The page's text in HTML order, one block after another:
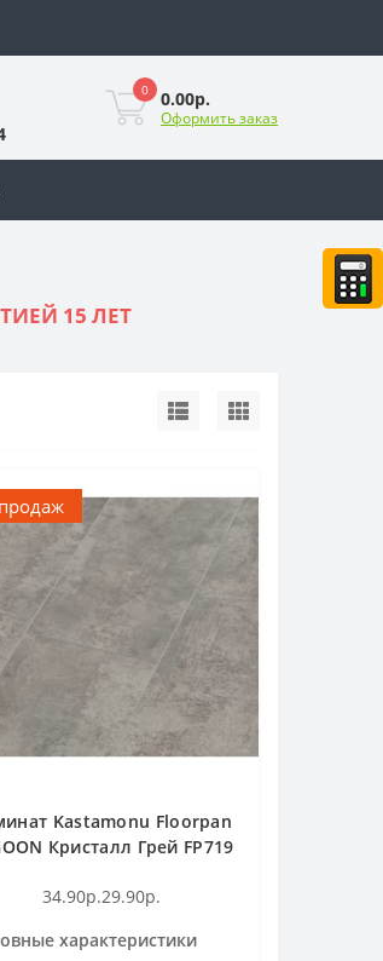
0 0.00р.
Оформить заказ
15 ЛЕТ
Kastamonu Floorpan
Кристалл Грей FP719
34.90р.29.90р.
характеристики